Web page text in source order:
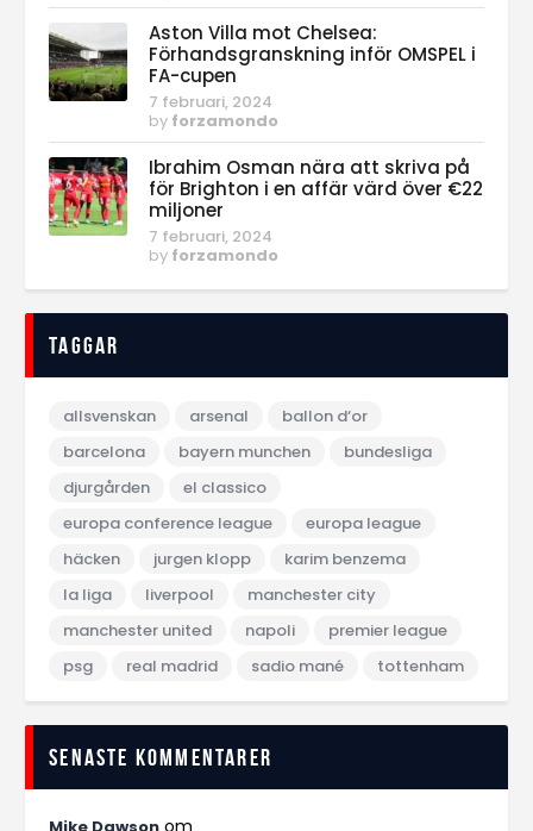
Aston Villa mot Chelsea:
Förhandsgranskning inför OMSPEL i
FA-cupen
7 februari, 2024
by forzamondo
Ibrahim Osman nära att skriva på
för Brighton i en affär värd över €22
miljoner
7 februari, 2024
by forzamondo
Taggar
allsvenskan arsenal
ballon d‘or
barcelona
bayern munchen
bundesliga
djurgården
el classico
europa conference league
europa league
häcken
jurgen klopp
karim benzema
la liga
liverpool
manchester city
manchester united
napoli
premier league
psg
real madrid sadio mané tottenham
Senaste kommentarer